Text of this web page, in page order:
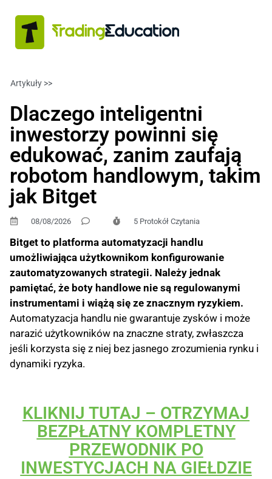
Artykuły >>
Dlaczego inteligentni
inwestorzy powinni się
edukować, zanim zaufają
robotom handlowym, takim
jak Bitget
08/08/2026 5 Protokół Czytania
Bitget to platforma automatyzacji handlu
umożliwiająca użytkownikom konfigurowanie
zautomatyzowanych strategii. Należy jednak
pamiętać, że boty handlowe nie są regulowanymi
instrumentami i wiążą się ze znacznym ryzykiem.
Automatyzacja handlu nie gwarantuje zysków i może
narazić użytkowników na znaczne straty, zwłaszcza
jeśli korzysta się z niej bez jasnego zrozumienia rynku i
dynamiki ryzyka.
KLIKNIJ TUTAJ – OTRZYMAJ
BEZPŁATNY KOMPLETNY
PRZEWODNIK PO
INWESTYCJACH NA GIEŁDZIE